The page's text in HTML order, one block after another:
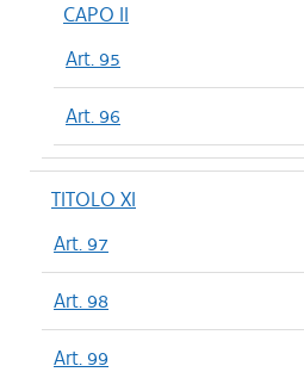
CAPO II
Art. 95
Art. 96
TITOLO XI
Art. 97
Art. 98
Art. 99